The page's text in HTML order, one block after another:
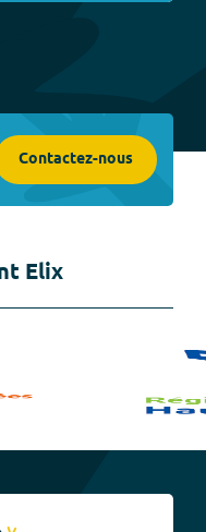
Contactez-nous
Elix